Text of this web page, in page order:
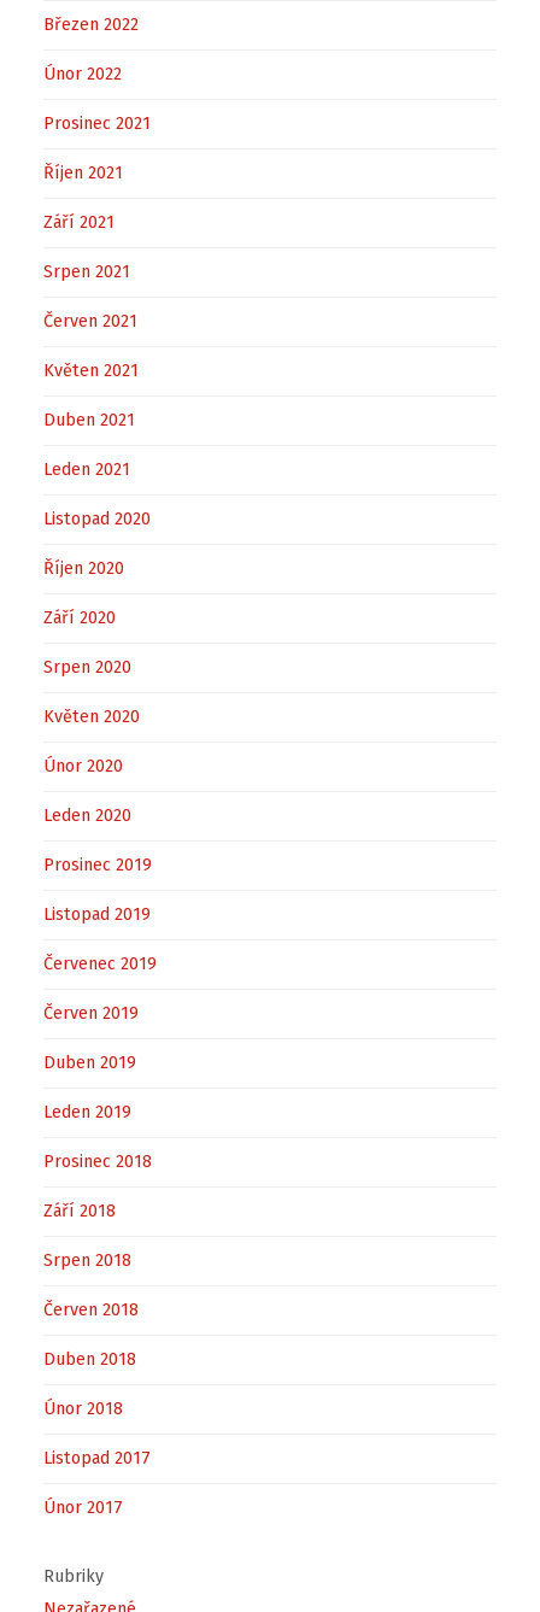
Březen 2022
Únor 2022
Prosinec 2021
Říjen 2021
Září 2021
Srpen 2021
Červen 2021
Květen 2021
Duben 2021
Leden 2021
Listopad 2020
Říjen 2020
Září 2020
Srpen 2020
Květen 2020
Únor 2020
Leden 2020
Prosinec 2019
Listopad 2019
Červenec 2019
Červen 2019
Duben 2019
Leden 2019
Prosinec 2018
Září 2018
Srpen 2018
Červen 2018
Duben 2018
Únor 2018
Listopad 2017
Únor 2017
Rubriky